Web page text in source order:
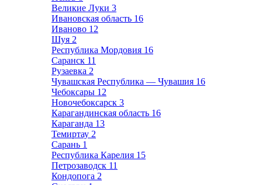
Великие Луки 3
Ивановская область 16
Иваново 12
Шуя 2
Республика Мордовия 16
Саранск 11
Рузаевка 2
Чувашская Республика — Чувашия 16
Чебоксары 12
Новочебоксарск 3
Карагандинская область 16
Караганда 13
Темиртау 2
Сарань 1
Республика Карелия 15
Петрозаводск 11
Кондопога 2